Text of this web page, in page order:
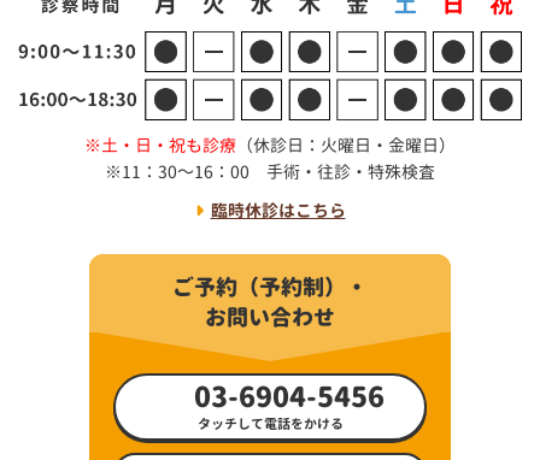
土・日・祝も診療 （休診日：火曜日・金曜日）
11：30～16：00 手術・往診・特殊検査
臨時休診はこちら
ご予約（予約制）・
お問い合わせ
03-6904-5456
タッチして電話をかける